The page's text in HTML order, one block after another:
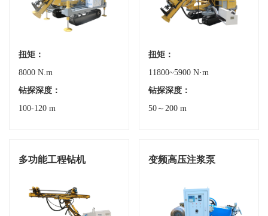
扭矩：
8000 N.m
钻探深度：
100-120 m
扭矩：
11800~5900 N·m
钻探深度：
50～200 m
多功能工程钻机 变频高压注浆泵